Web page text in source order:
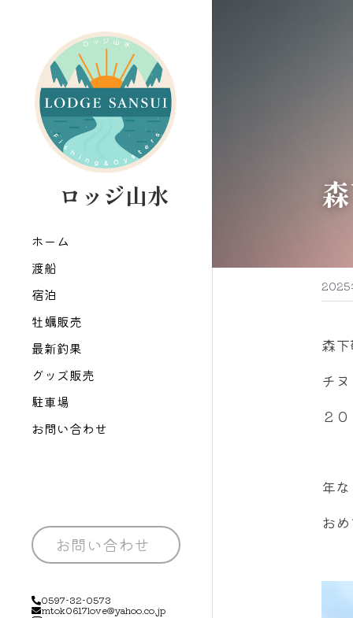
   ロッジ山水
ホーム
渡船
宿泊
牡蠣販売
最新釣果
グッズ販売
駐車場
お問い合わせ
お問い合わせ
0597-32-0573
mtok0617love@yahoo.co.jp
2025
森
チ
２
年
お